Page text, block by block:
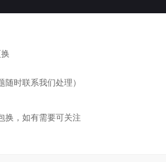
时联系我们处理）
换，如有需要可关注